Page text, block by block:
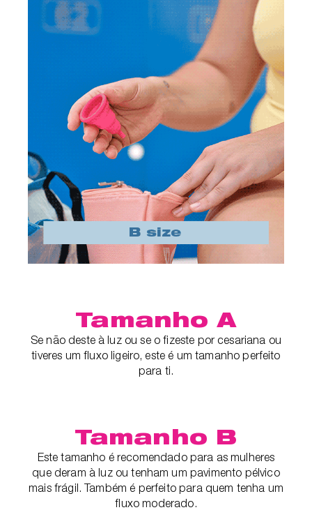
Tamanho A
Se não deste à luz ou se o fizeste por cesariana ou
tiveres um fluxo ligeiro, este é um tamanho perfeito
para ti.
Tamanho B
Este tamanho é recomendado para as mulheres
que deram à luz ou tenham um pavimento pélvico
mais frágil. Também é perfeito para quem tenha um
fluxo moderado.